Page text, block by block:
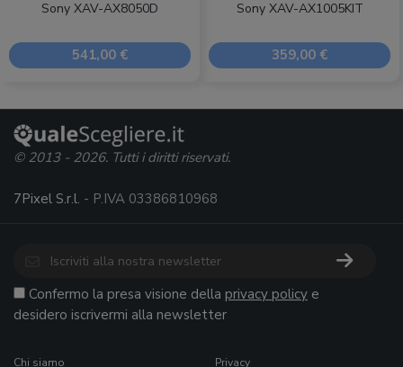
Sony XAV-AX8050D
541,00 €
Sony XAV-AX1005KIT
359,00 €
© 2013 - 2026. Tutti i diritti riservati.
7Pixel S.r.l. - P.IVA 03386810968
Confermo la presa visione della privacy policy e
desidero iscrivermi alla newsletter
Chi siamo Privacy